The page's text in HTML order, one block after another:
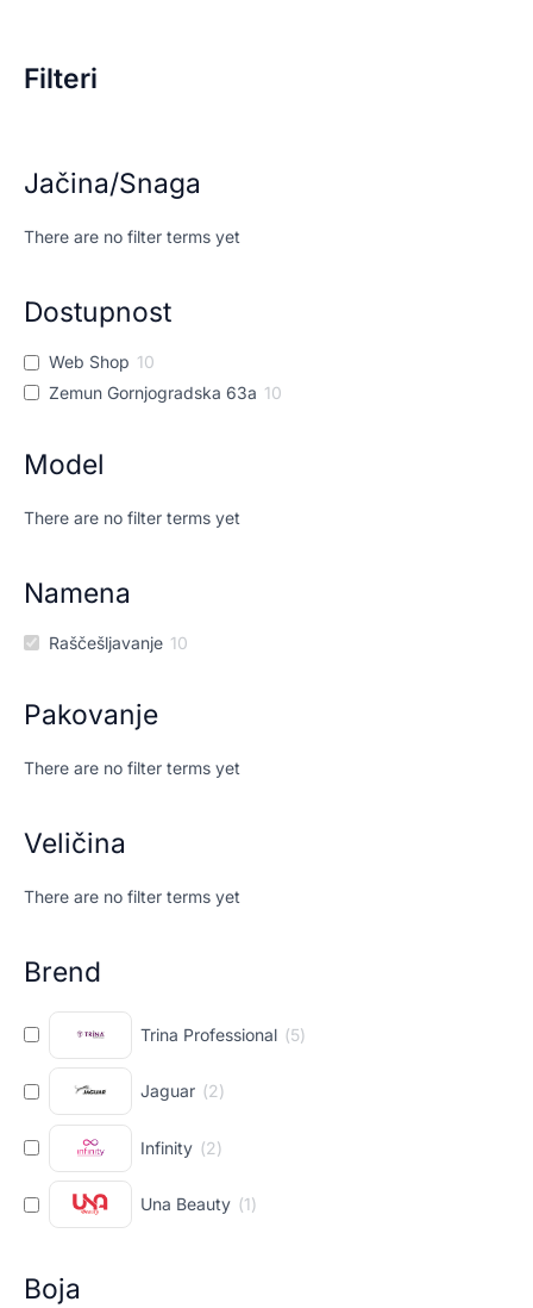
Filteri
Jačina/Snaga
There are no filter terms yet
Dostupnost
Web Shop 10
Zemun Gornjogradska 63a 10
Model
There are no filter terms yet
Namena
Raščešljavanje 10
Pakovanje
There are no filter terms yet
Veličina
There are no filter terms yet
Brend
Trina Professional (5)
Jaguar (2)
Infinity (2)
Una Beauty (1)
Boja